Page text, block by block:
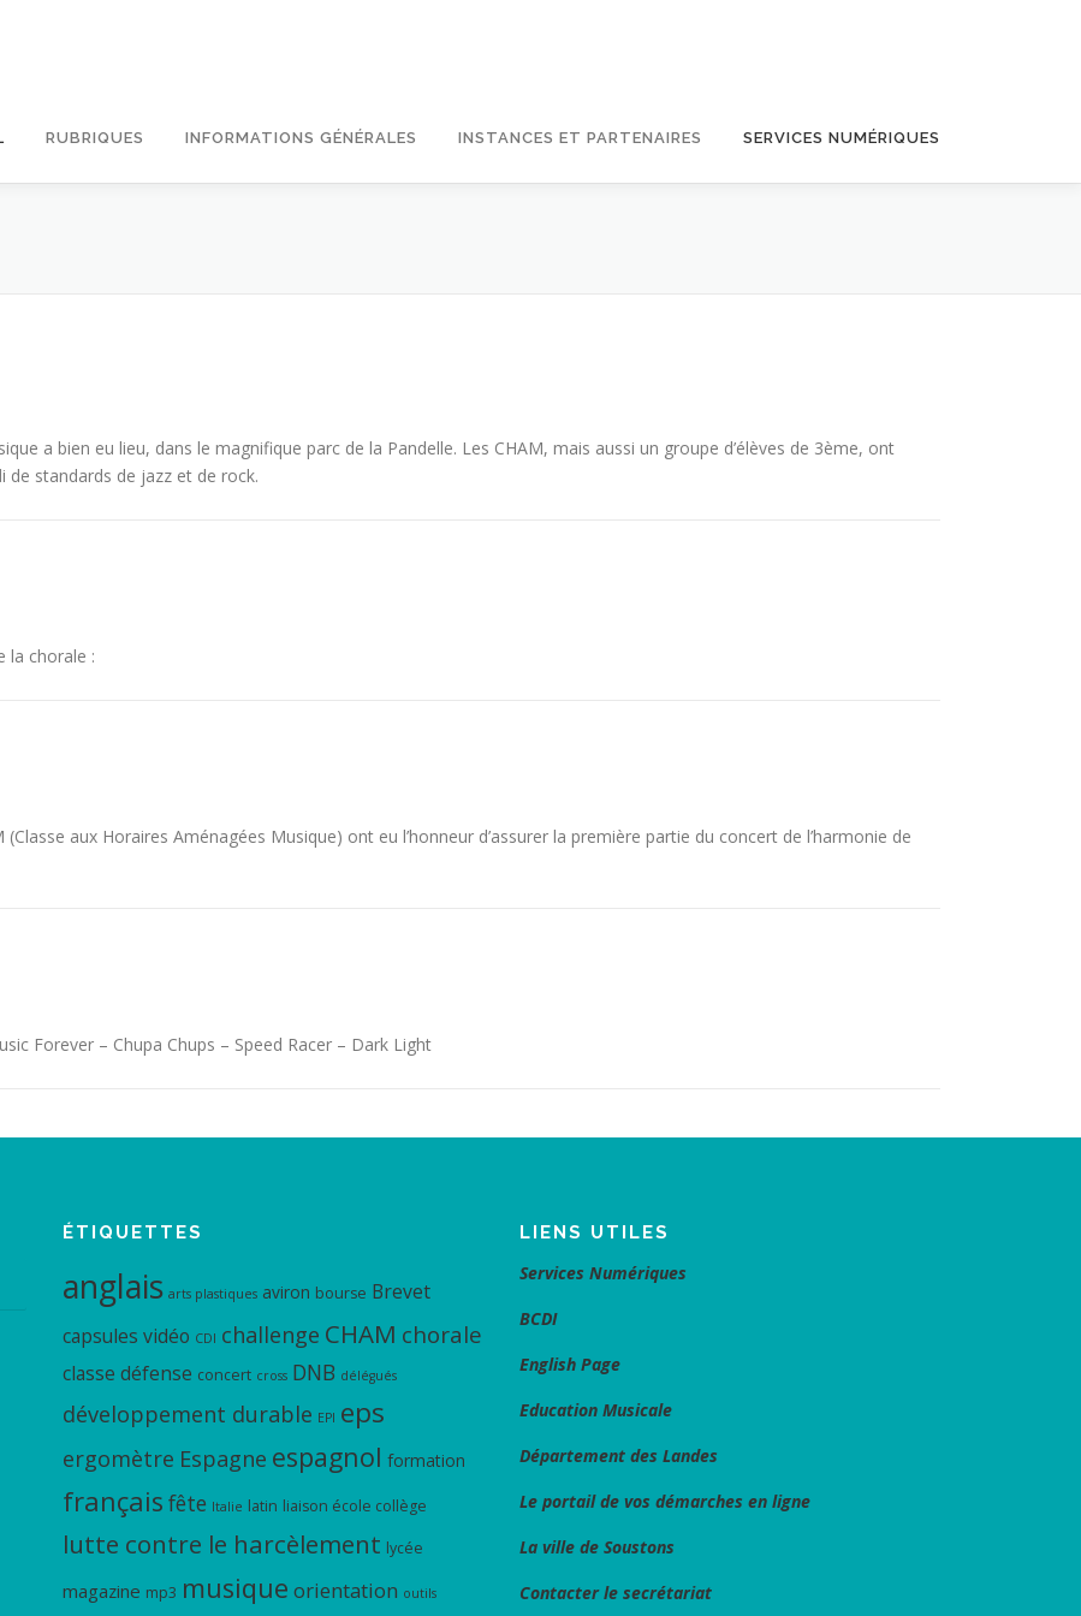
RUBRIQUES INFORMATIONS GÉNÉRALES INSTANCES ET PARTENAIRES SERVICES NUMÉRIQUES
a bien eu lieu, dans le magnifique parc de la Pandelle. Les CHAM, mais aussi un groupe d’élèves de 3ème, ont
de standards de jazz et de rock.
la chorale :
aux Horaires Aménagées Musique) ont eu l’honneur d’assurer la première partie du concert de l’harmonie de
Forever – Chupa Chups – Speed Racer – Dark Light
ÉTIQUETTES
anglais arts plastiques aviron bourse Brevet
capsules vidéo CDI challenge CHAM chorale
classe défense concert cross DNB délégués
développement durable EPI eps
ergomètre Espagne espagnol formation
français fête Italie latin liaison école collège
lutte contre le harcèlement lycée
magazine mp3 musique orientation outils
LIENS UTILES
Services Numériques
BCDI
English Page
Education Musicale
Département des Landes
Le portail de vos démarches en ligne
La ville de Soustons
Contacter le secrétariat